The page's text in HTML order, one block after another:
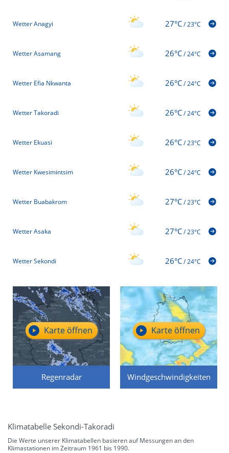
Wetter Anagyi 27°C/23°C
Wetter Asamang 26°C/24°C
Wetter Efia Nkwanta 26°C/24°C
Wetter Takoradi 26°C/24°C
Wetter Ekuasi 26°C/23°C
Wetter Kwesimintsim 26°C/24°C
Wetter Buabakrom 27°C/23°C
Wetter Asaka 27°C/23°C
Wetter Sekondi 26°C/24°C
Regenradar
Karte öffnen
Windgeschwindigkeiten
Karte öffnen
Klimatabelle Sekondi-Takoradi
Die Werte unserer Klimatabellen basieren auf Messungen an den
Klimastationen im Zeitraum 1961 bis 1990.